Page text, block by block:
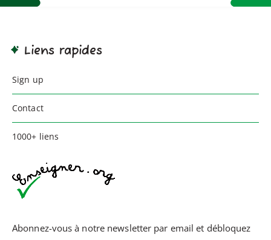
Liens rapides
Sign up
Contact
1000+ liens
Abonnez-vous à notre newsletter par email et débloquez